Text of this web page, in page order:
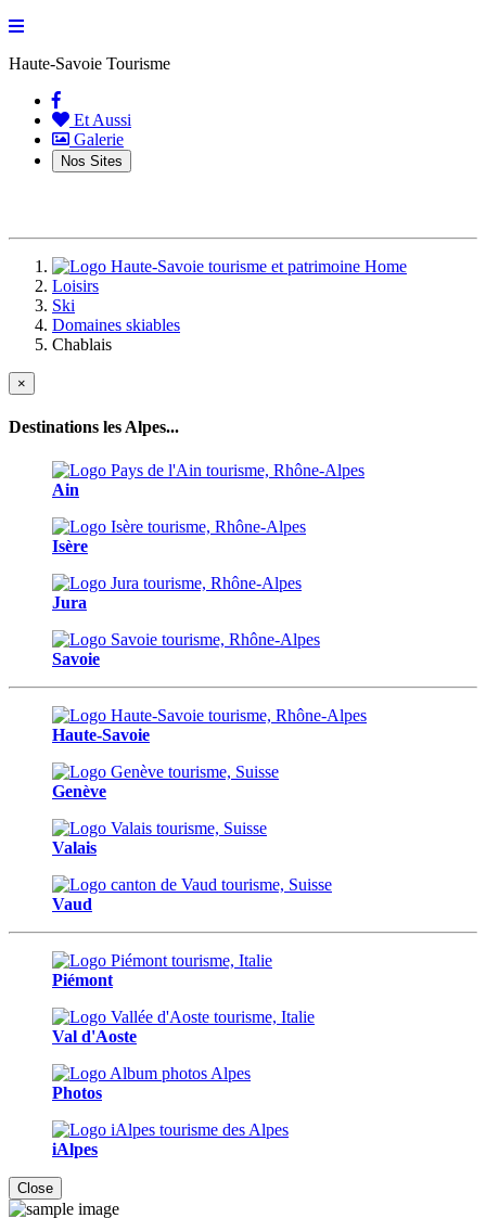
Haute-Savoie Tourisme
(current)
Et Aussi
Galerie
Nos Sites
Home
Loisirs
Ski
Domaines skiables
Chablais
×
Destinations les Alpes...
Ain
Isère
Jura
Savoie
Haute-Savoie
Genève
Valais
Vaud
Piémont
Val d'Aoste
Photos
iAlpes
Close